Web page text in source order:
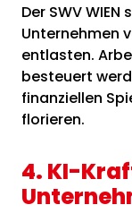
Der SWV
Unternehmen
entlasten.
besteuert
finanziellen
florieren.
4. KI-